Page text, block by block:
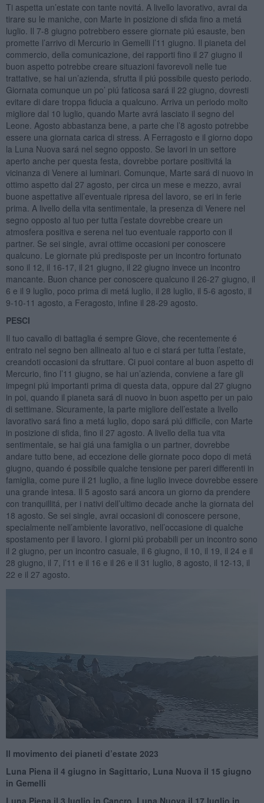
Ti aspetta un’estate con tante novitá. A livello lavorativo, avrai da
tirare su le maniche, con Marte in posizione di sfida fino a metá
luglio. Il 7-8 giugno potrebbero essere giornate piú esauste, ben
promette l’arrivo di Mercurio in Gemelli l’11 giugno. Il pianeta del
commercio, della comunicazione, dei rapporti fino il 27 giugno il
buon aspetto potrebbe creare situazioni favorevoli nelle tue
trattative, se hai un’azienda, sfrutta il piú possibile questo periodo.
Giornata comunque un po’ piú faticosa sará il 22 giugno, dovresti
evitare di dare troppa fiducia a qualcuno. Arriva un periodo molto
migliore dal 10 luglio, quando Marte avrá lasciato il segno del
Leone. Agosto abbastanza bene, a parte che l’8 agosto potrebbe
essere una giornata carica di stress. A Ferragosto e il giorno dopo
la Luna Nuova sará nel segno opposto. Se lavori in un settore
aperto anche per questa festa, dovrebbe portare positivitá la
vicinanza di Venere ai luminari. Comunque, Marte sará di nuovo in
ottimo aspetto dal 27 agosto, per circa un mese e mezzo, avrai
buone aspettative all’eventuale ripresa del lavoro, se eri in ferie
prima. A livello della vita sentimentale, la presenza di Venere nel
segno opposto al tuo per tutta l’estate dovrebbe creare un
atmosfera positiva e serena nel tuo eventuale rapporto con il
partner. Se sei single, avrai ottime occasioni per conoscere
qualcuno. Le giornate piú predisposte per un incontro fortunato
sono il 12, il 16-17, il 21 giugno, il 22 giugno invece un incontro
mancante. Buon chance per conoscere qualcuno il 26-27 giugno, il
6 e il 9 luglio, poco prima di metá luglio, il 28 luglio, il 5-6 agosto, il
9-10-11 agosto, a Feragosto, infine il 28-29 agosto.
PESCI
Il tuo cavallo di battaglia é sempre Giove, che recentemente é
entrato nel segno ben allineato al tuo e ci stará per tutta l’estate,
creandoti occasioni da sfruttare. Ci puoi contare al buon aspetto di
Mercurio, fino l’11 giugno, se hai un’azienda, conviene a fare gli
impegni piú importanti prima di questa data, oppure dal 27 giugno
in poi, quando il pianeta sará di nuovo in buon aspetto per un paio
di settimane. Sicuramente, la parte migliore dell’estate a livello
lavorativo sará fino a metá luglio, dopo sará piú difficile, con Marte
in posizione di sfida, fino il 27 agosto. A livello della tua vita
sentimentale, se hai giá una famiglia o un partner, dovrebbe
andare tutto bene, ad eccezione delle giornate poco dopo di metá
giugno, quando é possibile qualche tensione per pareri differenti in
famiglia, come pure il 21 luglio, a fine luglio invece dovrebbe essere
una grande intesa. Il 5 agosto sará ancora un giorno da prendere
con tranquillitá, per i nativi dell’ultimo decade anche la giornata del
18 agosto. Se sei single, avrai occasioni di conoscere persone,
specialmente nell’ambiente lavorativo, nell’occasione di qualche
spostamento per il lavoro. I giorni piú probabili per un incontro sono
il 2 giugno, per un incontro casuale, il 6 giugno, il 10, il 19, il 24 e il
28 giugno, il 7, l’11 e il 16 e il 26 e il 31 luglio, 8 agosto, il 12-13, il
22 e il 27 agosto.
Il movimento dei pianeti d’estate 2023
Luna Piena il 4 giugno in Sagittario, Luna Nuova il 15 giugno
in Gemelli